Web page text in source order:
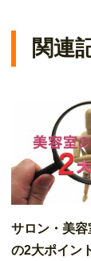
関連
サロン・美
の2大ポイン